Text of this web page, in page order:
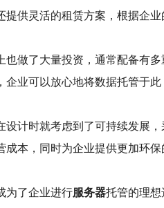
供灵活的租赁方案，根据企
做了大量投资，通常配备有
业可以放心地将数据托管于此
计时就考虑到了可持续发展
本，同时为企业提供更加环保
为了企业进行服务器托管的理想